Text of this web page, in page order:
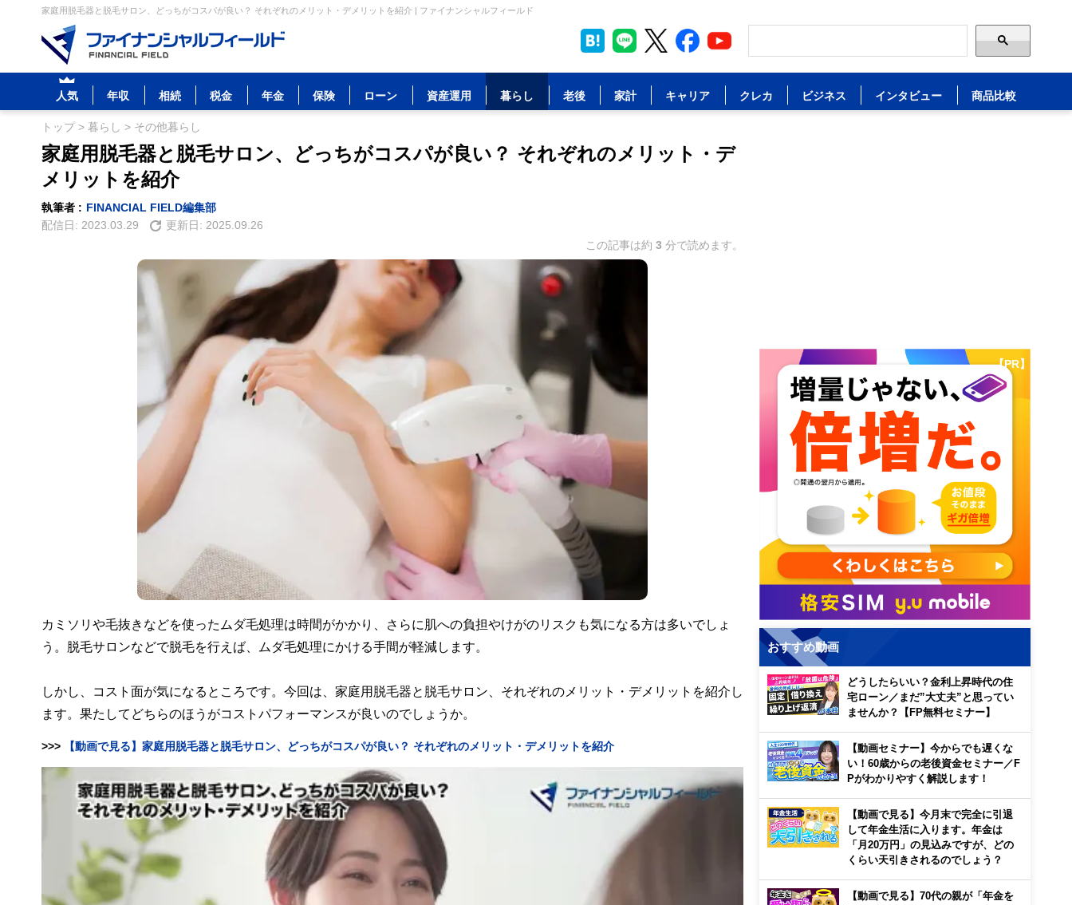
家庭用脱毛器と脱毛サロン、どっちがコスパが良い？ それぞれのメリット・デメリットを紹介 | ファイナンシャルフィールド
人気 年収 相続 税金 年金 保険 ローン 資産運用 暮らし 老後 家計 キャリア クレカ ビジネス インタビュー 商品比較
トップ> 暮らし > その他暮らし
家庭用脱毛器と脱毛サロン、どっちがコスパが良い？ それぞれのメリット・デ
メリットを紹介
執筆者 : FINANCIAL FIELD編集部
配信日: 2023.03.29 更新日: 2025.09.26
この記事は約 3 分で読めます。
カミソリや毛抜きなどを使ったムダ毛処理は時間がかかり、さらに肌への負担やけがのリスクも気になる方は多いでしょ
う。脱毛サロンなどで脱毛を行えば、ムダ毛処理にかける手間が軽減します。
しかし、コスト面が気になるところです。今回は、家庭用脱毛器と脱毛サロン、それぞれのメリット・デメリットを紹介し
ます。果たしてどちらのほうがコストパフォーマンスが良いのでしょうか。
>>> 【動画で見る】家庭用脱毛器と脱毛サロン、どっちがコスパが良い？ それぞれのメリット・デメリットを紹介
【PR】
おすすめ動画
どうしたらいい？金利上昇時代の住
宅ローン／まだ”大丈夫”と思ってい
ませんか？【FP無料セミナー】
【動画セミナー】今からでも遅くな
い！60歳からの老後資金セミナー／F
Pがわかりやすく解説します！
【動画で見る】今月末で完全に引退
して年金生活に入ります。年金は
「月20万円」の見込みですが、どの
くらい天引きされるのでしょう？
【動画で見る】70代の親が「年金を